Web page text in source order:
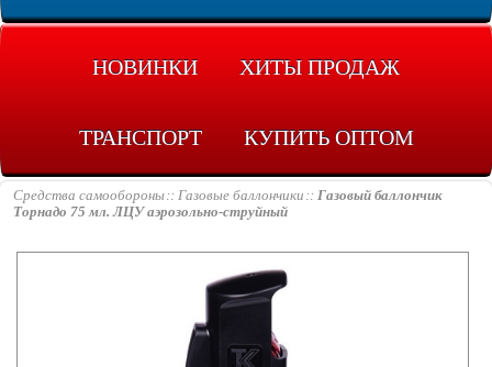
НОВИНКИ ХИТЫ ПРОДАЖ
ТРАНСПОРТ КУПИТЬ ОПТОМ
Средства самообороны Газовые баллончики
Газовый баллончик
Торнадо 75 мл. ЛЦУ аэрозольно-струйный